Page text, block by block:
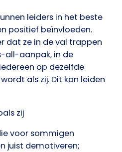
leiders in het beste
positief beïnvloeden.
dat ze in de val trappen
all-aanpak, in de
op dezelfde
als zij. Dit kan leiden
zij
voor sommigen
juist demotiveren;